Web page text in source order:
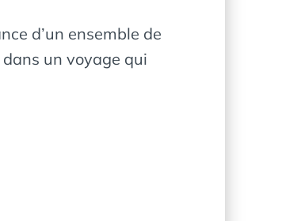
d’un ensemble de
un voyage qui